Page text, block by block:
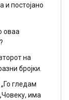
и постојано
оваа
на
бројки.
гледам
има